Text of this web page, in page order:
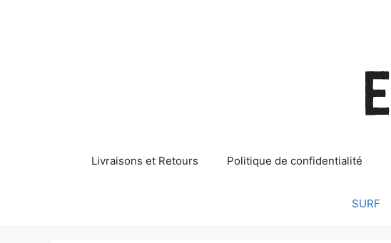
Livraisons et Retours Politique de confidentialité
SURF